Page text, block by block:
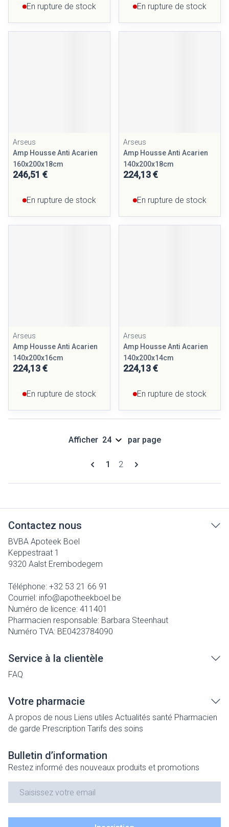
En rupture de stock En rupture de stock
Arseus
Amp Housse Anti Acarien
160x200x18cm
246,51 €
En rupture de stock
Arseus
Amp Housse Anti Acarien
140x200x18cm
224,13 €
En rupture de stock
Arseus
Amp Housse Anti Acarien
140x200x16cm
224,13 €
En rupture de stock
Arseus
Amp Housse Anti Acarien
140x200x14cm
224,13 €
En rupture de stock
Pages
Vous lisez actuellement la page
1 Page
2
Afficher par page
Contactez nous
BVBA Apoteek Boel
Keppestraat 1
9320 Aalst Erembodegem
Téléphone: +32 53 21 66 91
Courriel: info@apotheekboel.be
Numéro de licence: 411401
Pharmacien responsable: Barbara Steenhaut
Numéro TVA: BE0423784090
Service à la clientèle
FAQ
Votre pharmacie
A propos de nous Liens utiles Actualités santé Pharmacien
de garde Prescription Tarifs des soins
Bulletin d’information
Restez informé des nouveaux produits et promotions